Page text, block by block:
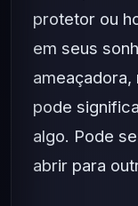
protetor ou
em seus
pode
algo. Pode
abrir para